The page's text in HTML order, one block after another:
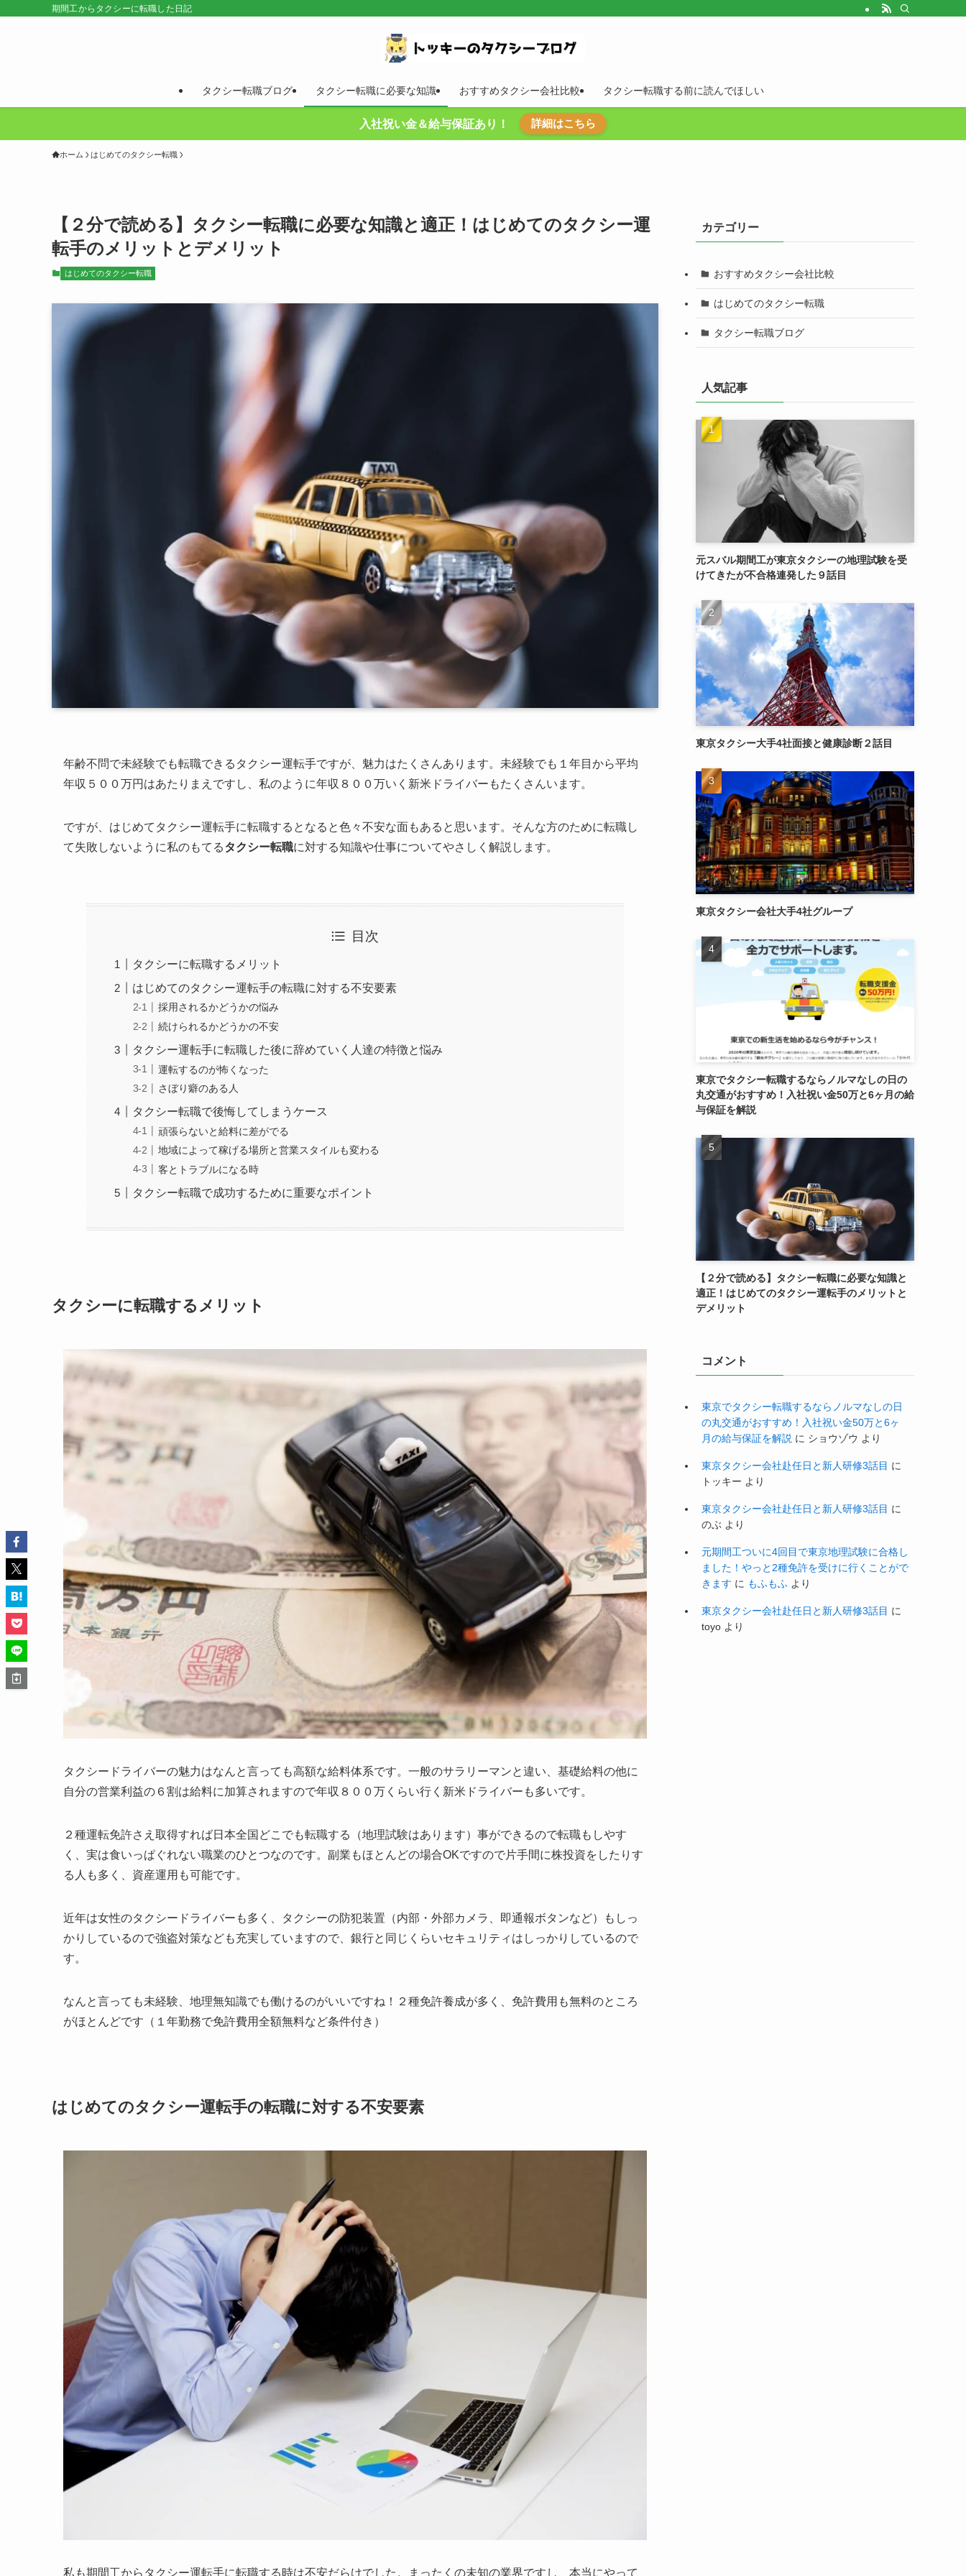
期間工からタクシーに転職した日記
タクシー転職ブログ タクシー転職に必要な知識 おすすめタクシー会社比較 タクシー転職する前に読んでほしい
入社祝い金＆給与保証あり！ 詳細はこちら
ホーム はじめてのタクシー転職
【２分で読める】タクシー転職に必要な知識と適正！はじめてのタクシー運
転手のメリットとデメリット
はじめてのタクシー転職
年齢不問で未経験でも転職できるタクシー運転手ですが、魅力はたくさんあります。未経験でも１年目から平均
年収５００万円はあたりまえですし、私のように年収８００万いく新米ドライバーもたくさんいます。
ですが、はじめてタクシー運転手に転職するとなると色々不安な面もあると思います。そんな方のために転職し
て失敗しないように私のもてるタクシー転職に対する知識や仕事についてやさしく解説します。
目次
タクシーに転職するメリット
はじめてのタクシー運転手の転職に対する不安要素
採用されるかどうかの悩み
続けられるかどうかの不安
タクシー運転手に転職した後に辞めていく人達の特徴と悩み
運転するのが怖くなった
さぼり癖のある人
タクシー転職で後悔してしまうケース
頑張らないと給料に差がでる
地域によって稼げる場所と営業スタイルも変わる
客とトラブルになる時
タクシー転職で成功するために重要なポイント
タクシーに転職するメリット
タクシードライバーの魅力はなんと言っても高額な給料体系です。一般のサラリーマンと違い、基礎給料の他に
自分の営業利益の６割は給料に加算されますので年収８００万くらい行く 新米ドライバーも多いです。
２種運転免許さえ取得すれば日本全国どこでも転職する（地理試験はあります）事ができるので転職もしやす
く、実は食いっぱぐれない職業のひとつなのです。副業もほとんどの場合OKですので片手間に株投資をしたりす
る人も多く、資産運用も可能です。
近年は女性のタクシードライバーも多く、タクシーの防犯装置（内部・外部カメラ、即通報ボタンなど）もしっ
かりしているので強盗対策なども充実していますので、銀行と同じくらいセキュリティはしっかりしているので
す。
なんと言っても未経験、地理無知識でも働けるのがいいですね！２種免許養成が多く、免許費用も無料のところ
がほとんどです（１年勤務で免許費用全額無料など条件付き）
はじめてのタクシー運転手の転職に対する不安要素
私も期間工からタクシー運転手に転職する時は不安だらけでした。まったくの未知の業界ですし、本当にやって
カテゴリー
おすすめタクシー会社比較
はじめてのタクシー転職
タクシー転職ブログ
人気記事
元スバル期間工が東京タクシーの地理試験を受
けてきたが不合格連発した９話目
東京タクシー大手4社面接と健康診断２話目
東京タクシー会社大手4社グループ
東京でタクシー転職するならノルマなしの日の
丸交通がおすすめ！入社祝い金50万と6ヶ月の給
与保証を解説
【２分で読める】タクシー転職に必要な知識と
適正！はじめてのタクシー運転手のメリットと
デメリット
コメント
東京でタクシー転職するならノルマなしの日
の丸交通がおすすめ！入社祝い金50万と6ヶ
月の給与保証を解説 に ショウゾウ より
東京タクシー会社赴任日と新人研修3話目 に
トッキー より
東京タクシー会社赴任日と新人研修3話目 に
のぶ より
元期間工ついに4回目で東京地理試験に合格し
ました！やっと2種免許を受けに行くことがで
きます に もふもふ より
東京タクシー会社赴任日と新人研修3話目 に
toyo より